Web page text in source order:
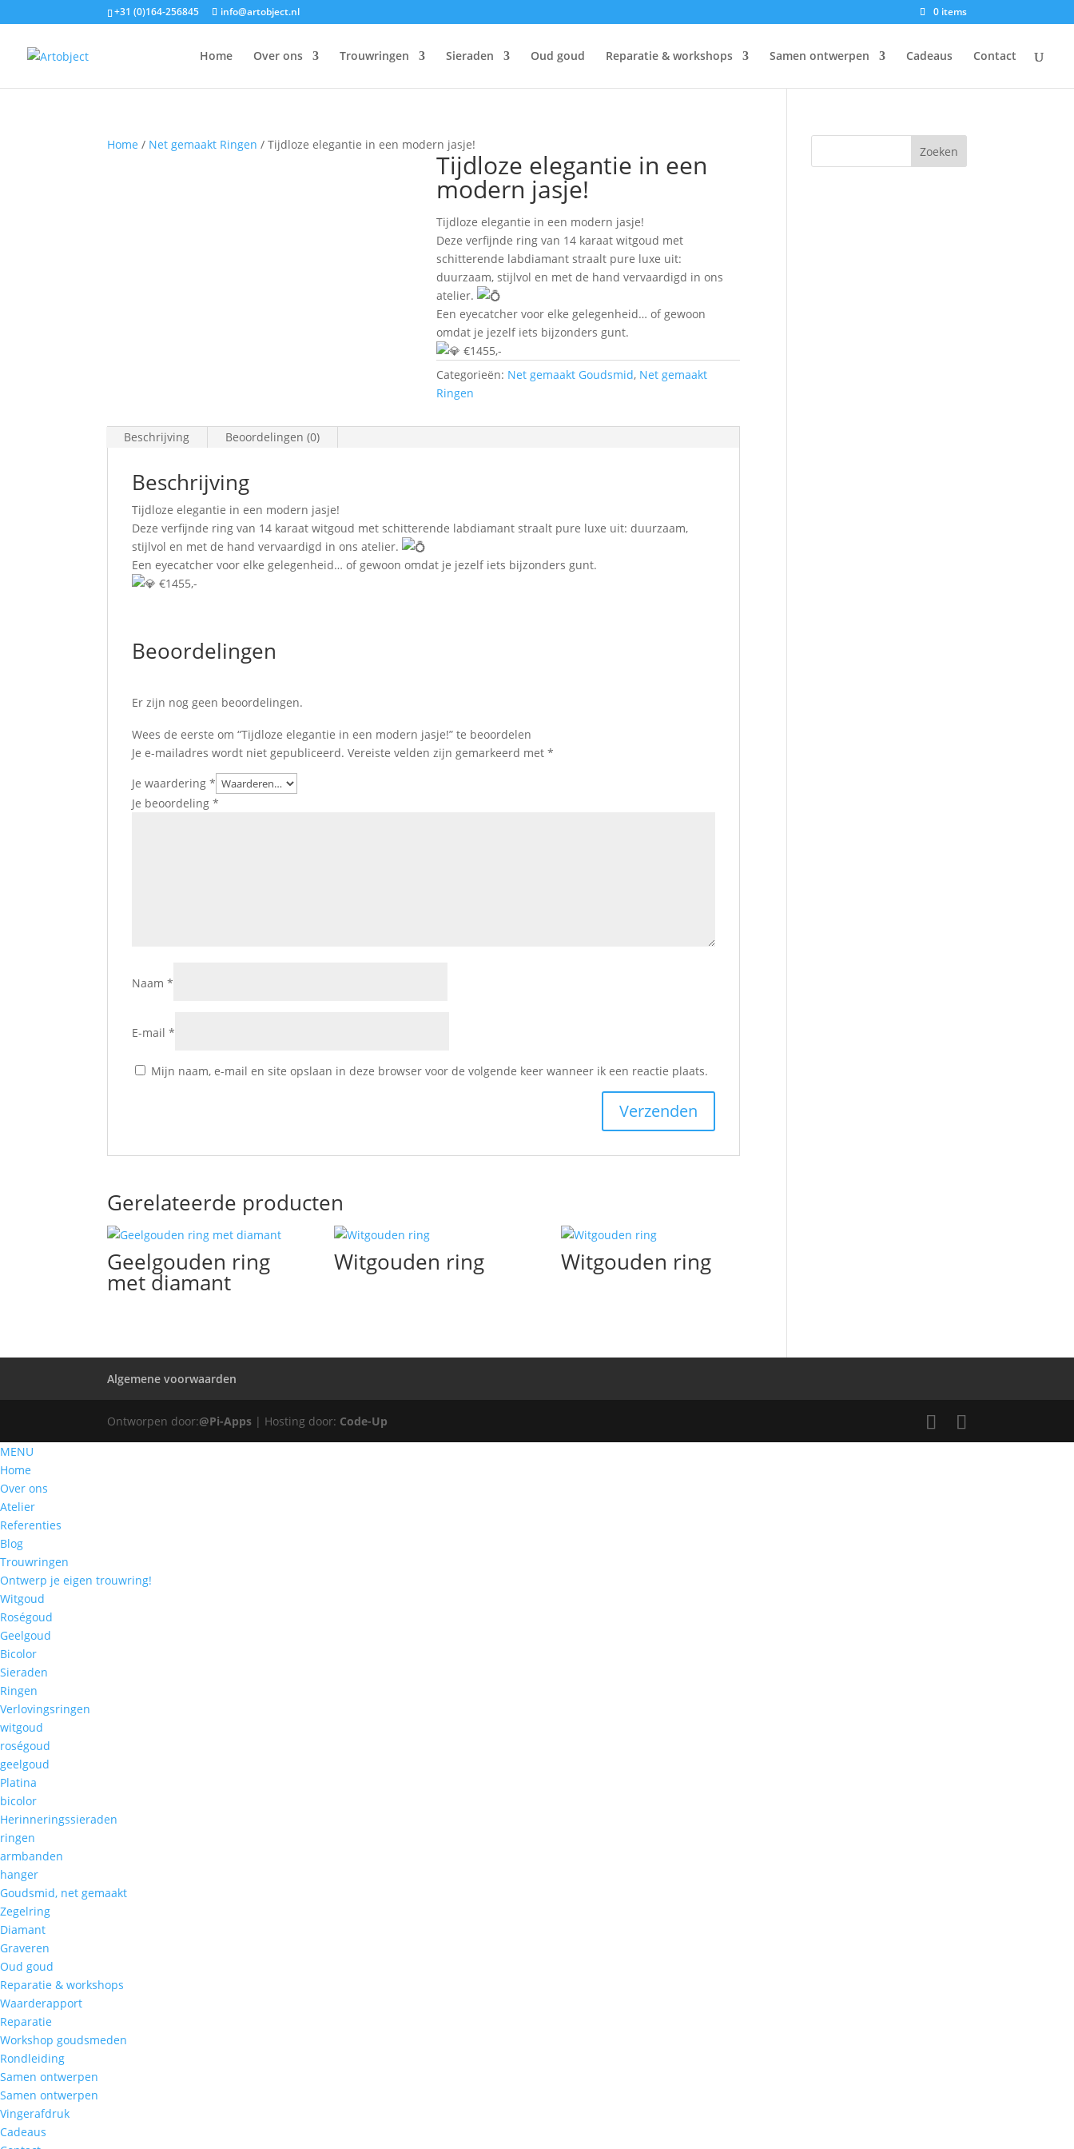
+31 (0)164-256845 info@artobject.nl 0 items
Home Over ons Trouwringen Sieraden Oud goud Reparatie & workshops Samen ontwerpen Cadeaus Contact
Home / Net gemaakt Ringen / Tijdloze elegantie in een modern jasje!
Tijdloze elegantie in een
modern jasje!
Tijdloze elegantie in een modern jasje!
Deze verfijnde ring van 14 karaat witgoud met
schitterende labdiamant straalt pure luxe uit:
duurzaam, stijlvol en met de hand vervaardigd in ons
atelier.
Een eyecatcher voor elke gelegenheid… of gewoon
omdat je jezelf iets bijzonders gunt.
€1455,-
Categorieën: Net gemaakt Goudsmid, Net gemaakt
Ringen
Beschrijving Beoordelingen (0)
Beschrijving
Tijdloze elegantie in een modern jasje!
Deze verfijnde ring van 14 karaat witgoud met schitterende labdiamant straalt pure luxe uit: duurzaam,
stijlvol en met de hand vervaardigd in ons atelier.
Een eyecatcher voor elke gelegenheid… of gewoon omdat je jezelf iets bijzonders gunt.
€1455,-
Beoordelingen
Er zijn nog geen beoordelingen.
Wees de eerste om “Tijdloze elegantie in een modern jasje!” te beoordelen
Je e-mailadres wordt niet gepubliceerd. Vereiste velden zijn gemarkeerd met*
Je waardering*
Je beoordeling*
Naam*
E-mail*
Mijn naam, e-mail en site opslaan in deze browser voor de volgende keer wanneer ik een reactie plaats.
Gerelateerde producten
Geelgouden ring
met diamant
Witgouden ring Witgouden ring
Algemene voorwaarden
Ontworpen door:@Pi-Apps | Hosting door: Code-Up
MENU
Home
Over ons
Atelier
Referenties
Blog
Trouwringen
Ontwerp je eigen trouwring!
Witgoud
Roségoud
Geelgoud
Bicolor
Sieraden
Ringen
Verlovingsringen
witgoud
roségoud
geelgoud
Platina
bicolor
Herinneringssieraden
ringen
armbanden
hanger
Goudsmid, net gemaakt
Zegelring
Diamant
Graveren
Oud goud
Reparatie & workshops
Waarderapport
Reparatie
Workshop goudsmeden
Rondleiding
Samen ontwerpen
Samen ontwerpen
Vingerafdruk
Cadeaus